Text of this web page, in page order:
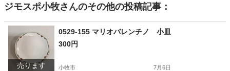
ジモスポ小牧さんのその他の投稿記事：
売ります
0529-155 マリオバレンチノ 小皿
300円
小牧市 7月6日